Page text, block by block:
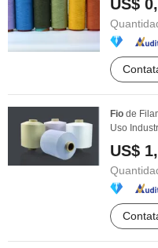
US$
Fio de
Uso
US$